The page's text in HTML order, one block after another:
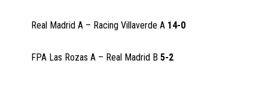
Real Madrid A – Racing Villaverde A 14-0
FPA Las Rozas A – Real Madrid B5-2